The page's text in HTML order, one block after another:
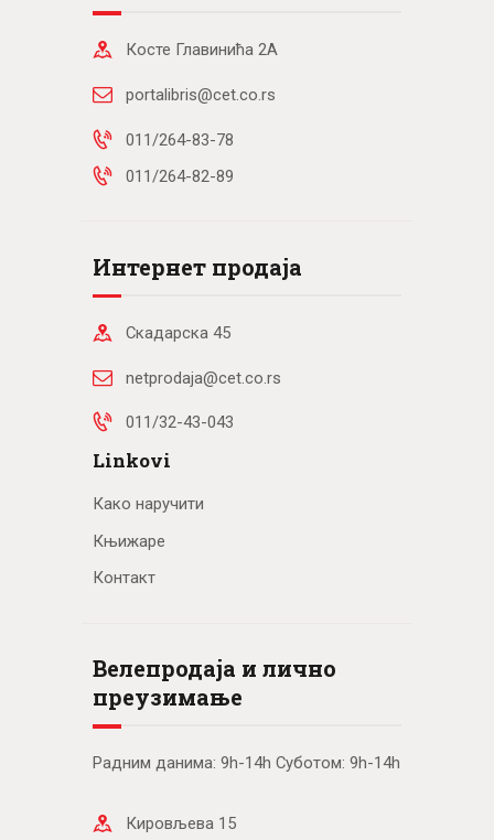
Косте Главинића 2А
portalibris@cet.co.rs
011/264-83-78
011/264-82-89
Интернет продаја
Скадарска 45
netprodaja@cet.co.rs
011/32-43-043
Linkovi
Како наручити
Књижаре
Контакт
Велепродаја и лично
преузимање
Радним данима: 9h-14h Суботом: 9h-14h
Кировљева 15